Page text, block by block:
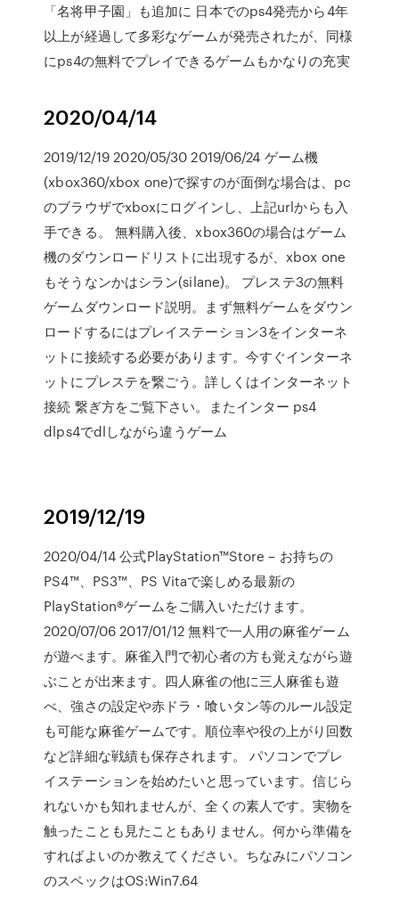
「名将甲子園」も追加に 日本でのps4発売から4年
以上が経過して多彩なゲームが発売されたが、同様
にps4の無料でプレイできるゲームもかなりの充実
2020/04/14
2019/12/19 2020/05/30 2019/06/24 ゲーム機
(xbox360/xbox one)で探すのが面倒な場合は、pc
のブラウザでxboxにログインし、上記urlからも入
手できる。 無料購入後、xbox360の場合はゲーム
機のダウンロードリストに出現するが、xbox one
もそうなンかはシラン(silane)。 プレステ3の無料
ゲームダウンロード説明。まず無料ゲームをダウン
ロードするにはプレイステーション3をインターネ
ットに接続する必要があります。今すぐインターネ
ットにプレステを繋ごう。詳しくはインターネット
接続 繋ぎ方をご覧下さい。またインター ps4
dlps4でdlしながら違うゲーム
2019/12/19
2020/04/14 公式PlayStation™Store – お持ちの
PS4™、PS3™、PS Vitaで楽しめる最新の
PlayStation®ゲームをご購入いただけます。
2020/07/06 2017/01/12 無料で一人用の麻雀ゲーム
が遊べます。麻雀入門で初心者の方も覚えながら遊
ぶことが出来ます。四人麻雀の他に三人麻雀も遊
べ、強さの設定や赤ドラ・喰いタン等のルール設定
も可能な麻雀ゲームです。順位率や役の上がり回数
など詳細な戦績も保存されます。 パソコンでプレ
イステーションを始めたいと思っています。信じら
れないかも知れませんが、全くの素人です。実物を
触ったことも見たこともありません。何から準備を
すればよいのか教えてください。ちなみにパソコン
のスペックはOS:Win7.64